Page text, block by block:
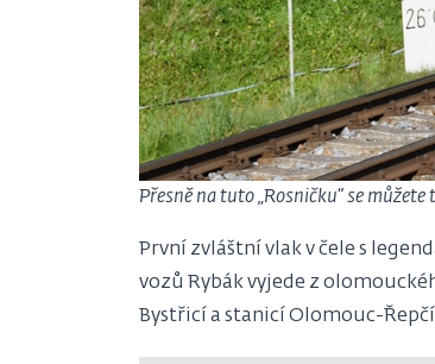
Přesně na tuto „Rosničku“ se
První zvláštní vlak v čele s
vozů Rybák vyjede z
Bystřicí a stanicí Olomouc-